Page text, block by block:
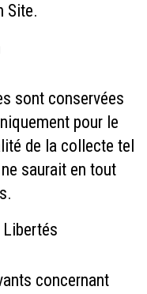
Site.
sont conservées
pour le
de la collecte tel
saurait en tout
concernant